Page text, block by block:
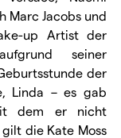
Marc Jacobs und
up Artist der
seiner
der
Linda – es gab
dem er nicht
die Kate Moss